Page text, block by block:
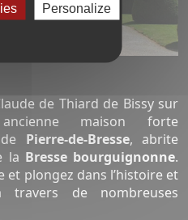
de Thiard de Bissy sur
maison forte
Pierre-de-Bresse, abrite
la Bresse bourguignonne.
plongez dans l’histoire et
de nombreuses
Personalize